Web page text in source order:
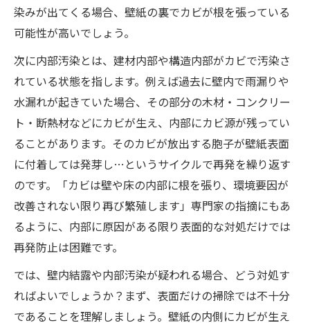
染みが出てくる場合、壁紙の裏でカビが根を張っている
可能性が高いでしょう。
次に内部汚染とは、建材内部や構造内部がカビで汚染さ
れている状態を指します。例えば過去に壁内で雨漏りや
水漏れが起きていた場合、その部分の木材・コンクリー
ト・断熱材などにカビが生え、内部にカビ源が残ってい
ることがあります。そのカビが放出する胞子が壁紙表面
に付着しては発芽し…というサイクルで再発を繰り返す
のです。「カビは壁や床の内部に根を張り、環境要因が
改善されない限り再び繁殖します」専門家の指摘にもあ
るように、内部に原因がある限り表面的な対処だけでは
再発防止は困難です。
では、壁内結露や内部汚染が疑われる場合、どう対処す
ればよいでしょうか？まず、表面だけの掃除では不十分
であることを理解しましょう。壁紙の内側にカビが生え